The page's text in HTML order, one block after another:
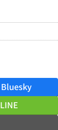
Bluesky
LINE